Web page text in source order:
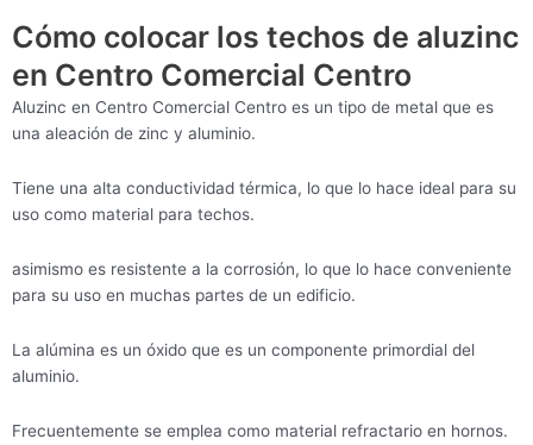
Cómo colocar los techos de aluzinc
en Centro Comercial Centro
Aluzinc en Centro Comercial Centro es un tipo de metal que es
una aleación de zinc y aluminio.
Tiene una alta conductividad térmica, lo que lo hace ideal para su
uso como material para techos.
asimismo es resistente a la corrosión, lo que lo hace conveniente
para su uso en muchas partes de un edificio.
La alúmina es un óxido que es un componente primordial del
aluminio.
Frecuentemente se emplea como material refractario en hornos.